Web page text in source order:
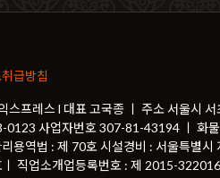
급방침
스프레스 l 대표 고국종 ㅣ 주소 서울시
0123 사업자번호 307-81-43194 ㅣ 화
리용역법 : 제 70호 시설경비 : 서울특별
직업소개업등록번호 : 제 2015-